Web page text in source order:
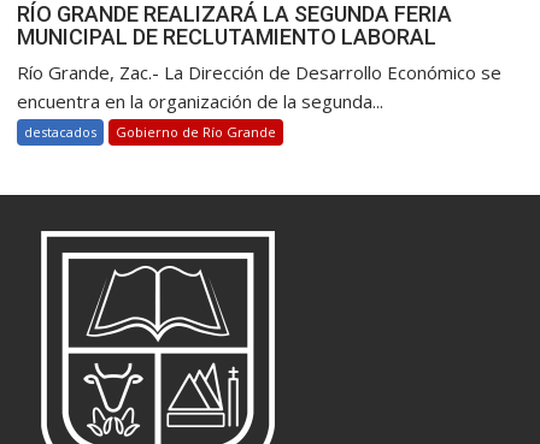
RÍO GRANDE REALIZARÁ LA SEGUNDA FERIA
MUNICIPAL DE RECLUTAMIENTO LABORAL
Río Grande, Zac.- La Dirección de Desarrollo Económico se
encuentra en la organización de la segunda...
destacados Gobierno de Río Grande